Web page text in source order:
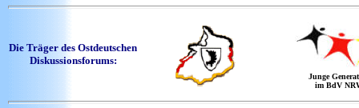
Die Träger des Ostdeutschen
Diskussionsforums:
Junge
im BdV